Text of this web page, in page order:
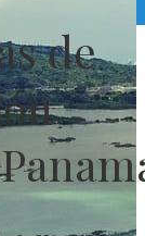
de